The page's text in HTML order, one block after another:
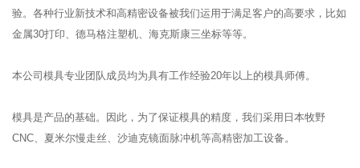
验。各种行业新技术和高精密设备被我们运用于满足客户的高要求，比如
金属30打印、德马格注塑机、海克斯康三坐标等等。
本公司模具专业团队成员均为具有工作经验20年以上的模具师傅。
模具是产品的基础。因此，为了保证模具的精度，我们采用日本牧野
CNC、夏米尔慢走丝、沙迪克镜面脉冲机等高精密加工设备。